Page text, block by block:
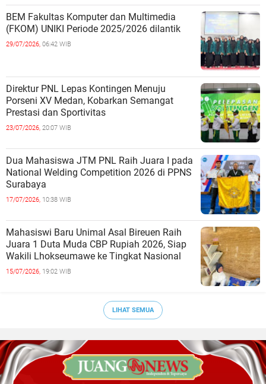
BEM Fakultas Komputer dan Multimedia
(FKOM) UNIKI Periode 2025/2026 dilantik
29/07/2026, 06:42 WIB
Direktur PNL Lepas Kontingen Menuju
Porseni XV Medan, Kobarkan Semangat
Prestasi dan Sportivitas
23/07/2026, 20:07 WIB
Dua Mahasiswa JTM PNL Raih Juara I pada
National Welding Competition 2026 di PPNS
Surabaya
17/07/2026, 10:38 WIB
Mahasiswi Baru Unimal Asal Bireuen Raih
Juara 1 Duta Muda CBP Rupiah 2026, Siap
Wakili Lhokseumawe ke Tingkat Nasional
15/07/2026, 19:02 WIB
LIHAT SEMUA